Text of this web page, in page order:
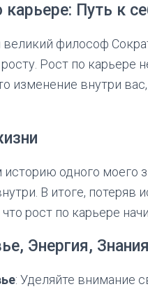
карьере: Путь к
философ
Рост по карьере
изменение внутри
одного моего
В итоге, потеряв
рост по карьере
Энергия, Знания
: Уделяйте внимание